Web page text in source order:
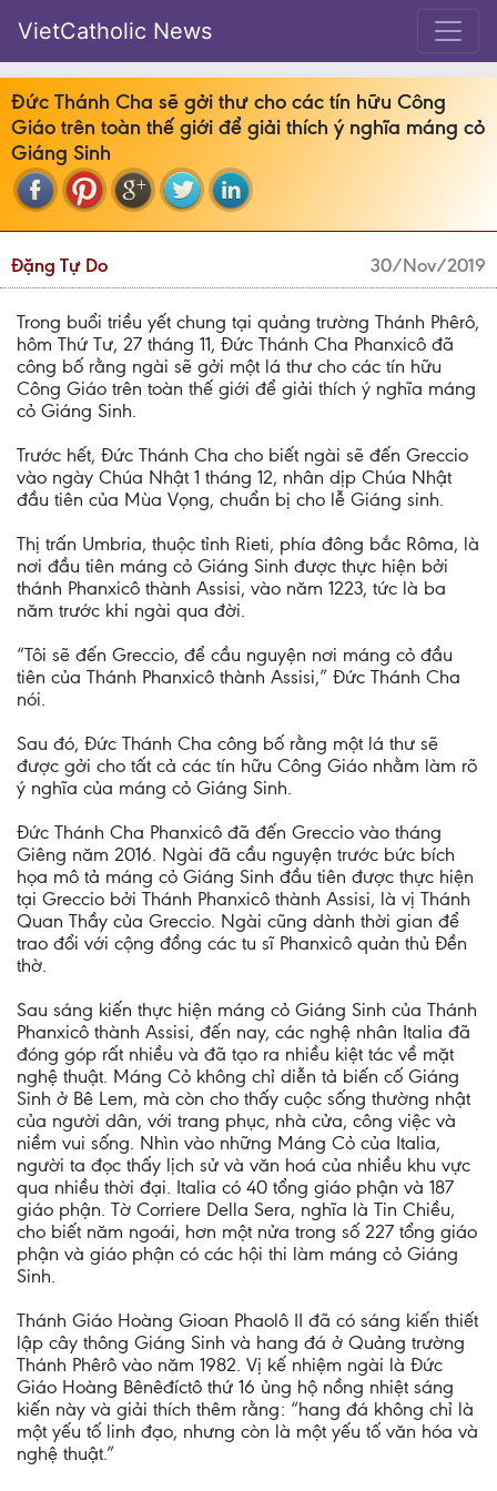
VietCatholic News
Đức Thánh Cha sẽ gởi thư cho các tín hữu Công
Giáo trên toàn thế giới để giải thích ý nghĩa máng cỏ
Giáng Sinh
Đặng Tự Do 30/Nov/2019
Trong buổi triều yết chung tại quảng trường Thánh Phêrô,
hôm Thứ Tư, 27 tháng 11, Đức Thánh Cha Phanxicô đã
công bố rằng ngài sẽ gởi một lá thư cho các tín hữu
Công Giáo trên toàn thế giới để giải thích ý nghĩa máng
cỏ Giáng Sinh.
Trước hết, Đức Thánh Cha cho biết ngài sẽ đến Greccio
vào ngày Chúa Nhật 1 tháng 12, nhân dịp Chúa Nhật
đầu tiên của Mùa Vọng, chuẩn bị cho lễ Giáng sinh.
Thị trấn Umbria, thuộc tỉnh Rieti, phía đông bắc Rôma, là
nơi đầu tiên máng cỏ Giáng Sinh được thực hiện bởi
thánh Phanxicô thành Assisi, vào năm 1223, tức là ba
năm trước khi ngài qua đời.
“Tôi sẽ đến Greccio, để cầu nguyện nơi máng cỏ đầu
tiên của Thánh Phanxicô thành Assisi,” Đức Thánh Cha
nói.
Sau đó, Đức Thánh Cha công bố rằng một lá thư sẽ
được gởi cho tất cả các tín hữu Công Giáo nhằm làm rõ
ý nghĩa của máng cỏ Giáng Sinh.
Đức Thánh Cha Phanxicô đã đến Greccio vào tháng
Giêng năm 2016. Ngài đã cầu nguyện trước bức bích
họa mô tả máng cỏ Giáng Sinh đầu tiên được thực hiện
tại Greccio bởi Thánh Phanxicô thành Assisi, là vị Thánh
Quan Thầy của Greccio. Ngài cũng dành thời gian để
trao đổi với cộng đồng các tu sĩ Phanxicô quản thủ Đền
thờ.
Sau sáng kiến thực hiện máng cỏ Giáng Sinh của Thánh
Phanxicô thành Assisi, đến nay, các nghệ nhân Italia đã
đóng góp rất nhiều và đã tạo ra nhiều kiệt tác về mặt
nghệ thuật. Máng Cỏ không chỉ diễn tả biến cố Giáng
Sinh ở Bê Lem, mà còn cho thấy cuộc sống thường nhật
của người dân, với trang phục, nhà cửa, công việc và
niềm vui sống. Nhìn vào những Máng Cỏ của Italia,
người ta đọc thấy lịch sử và văn hoá của nhiều khu vực
qua nhiều thời đại. Italia có 40 tổng giáo phận và 187
giáo phận. Tờ Corriere Della Sera, nghĩa là Tin Chiều,
cho biết năm ngoái, hơn một nửa trong số 227 tổng giáo
phận và giáo phận có các hội thi làm máng cỏ Giáng
Sinh.
Thánh Giáo Hoàng Gioan Phaolô II đã có sáng kiến thiết
lập cây thông Giáng Sinh và hang đá ở Quảng trường
Thánh Phêrô vào năm 1982. Vị kế nhiệm ngài là Đức
Giáo Hoàng Bênêđíctô thứ 16 ủng hộ nồng nhiệt sáng
kiến này và giải thích thêm rằng: “hang đá không chỉ là
một yếu tố linh đạo, nhưng còn là một yếu tố văn hóa và
nghệ thuật.”